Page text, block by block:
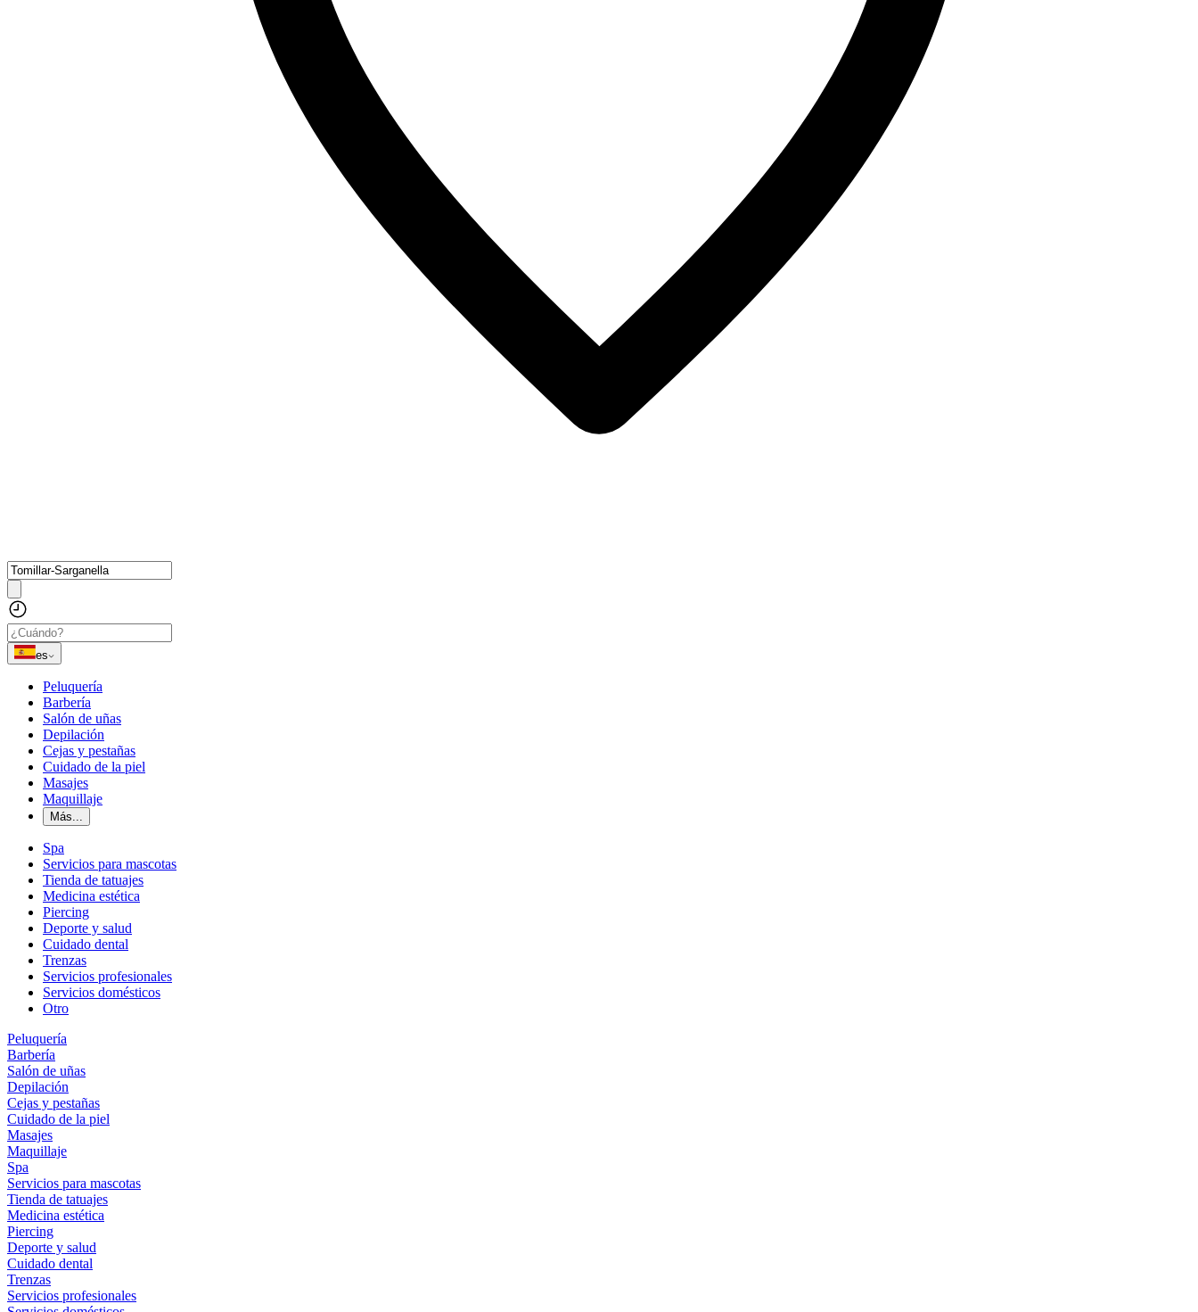
es
Peluquería
Barbería
Salón de uñas
Depilación
Cejas y pestañas
Cuidado de la piel
Masajes
Maquillaje
Más...
Spa
Servicios para mascotas
Tienda de tatuajes
Medicina estética
Piercing
Deporte y salud
Cuidado dental
Trenzas
Servicios profesionales
Servicios domésticos
Otro
Peluquería
Barbería
Salón de uñas
Depilación
Cejas y pestañas
Cuidado de la piel
Masajes
Maquillaje
Spa
Servicios para mascotas
Tienda de tatuajes
Medicina estética
Piercing
Deporte y salud
Cuidado dental
Trenzas
Servicios profesionales